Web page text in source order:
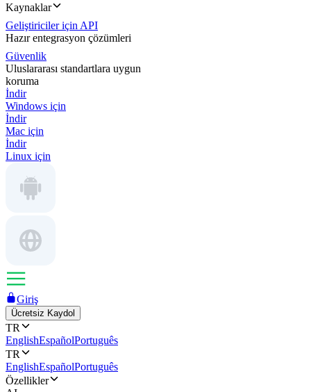
Kaynaklar
Geliştiriciler için API
Hazır entegrasyon çözümleri
Güvenlik
Uluslararası standartlara uygun
koruma
İndir
Windows için
İndir
Mac için
İndir
Linux için
Giriş
Ücretsiz Kaydol
TR
EnglishEspañolPortuguês
TR
EnglishEspañolPortuguês
Özellikler